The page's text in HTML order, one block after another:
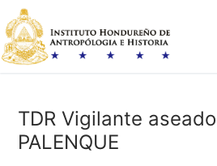
al
contenido
TDR Vigilante
PALENQUE